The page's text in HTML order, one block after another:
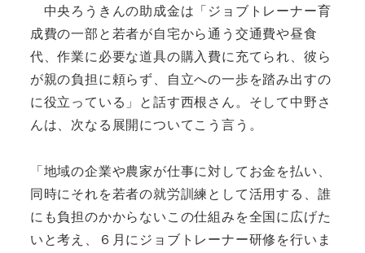
中央ろうきんの助成金は「ジョブトレーナー育
成費の一部と若者が自宅から通う交通費や昼食
代、作業に必要な道具の購入費に充てられ、彼ら
が親の負担に頼らず、自立への一歩を踏み出すの
に役立っている」と話す西根さん。そして中野さ
んは、次なる展開についてこう言う。
「地域の企業や農家が仕事に対してお金を払い、
同時にそれを若者の就労訓練として活用する、誰
にも負担のかからないこの仕組みを全国に広げた
いと考え、６月にジョブトレーナー研修を行いま